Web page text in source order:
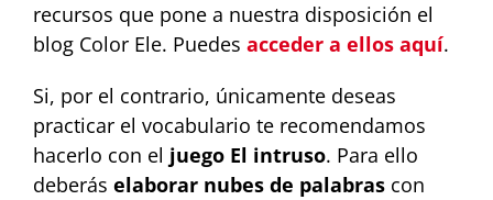
recursos que pone a nuestra disposición el
blog Color Ele. Puedes acceder a ellos aquí.
Si, por el contrario, únicamente deseas
practicar el vocabulario te recomendamos
hacerlo con el juego El intruso. Para ello
deberás elaborar nubes de palabras con